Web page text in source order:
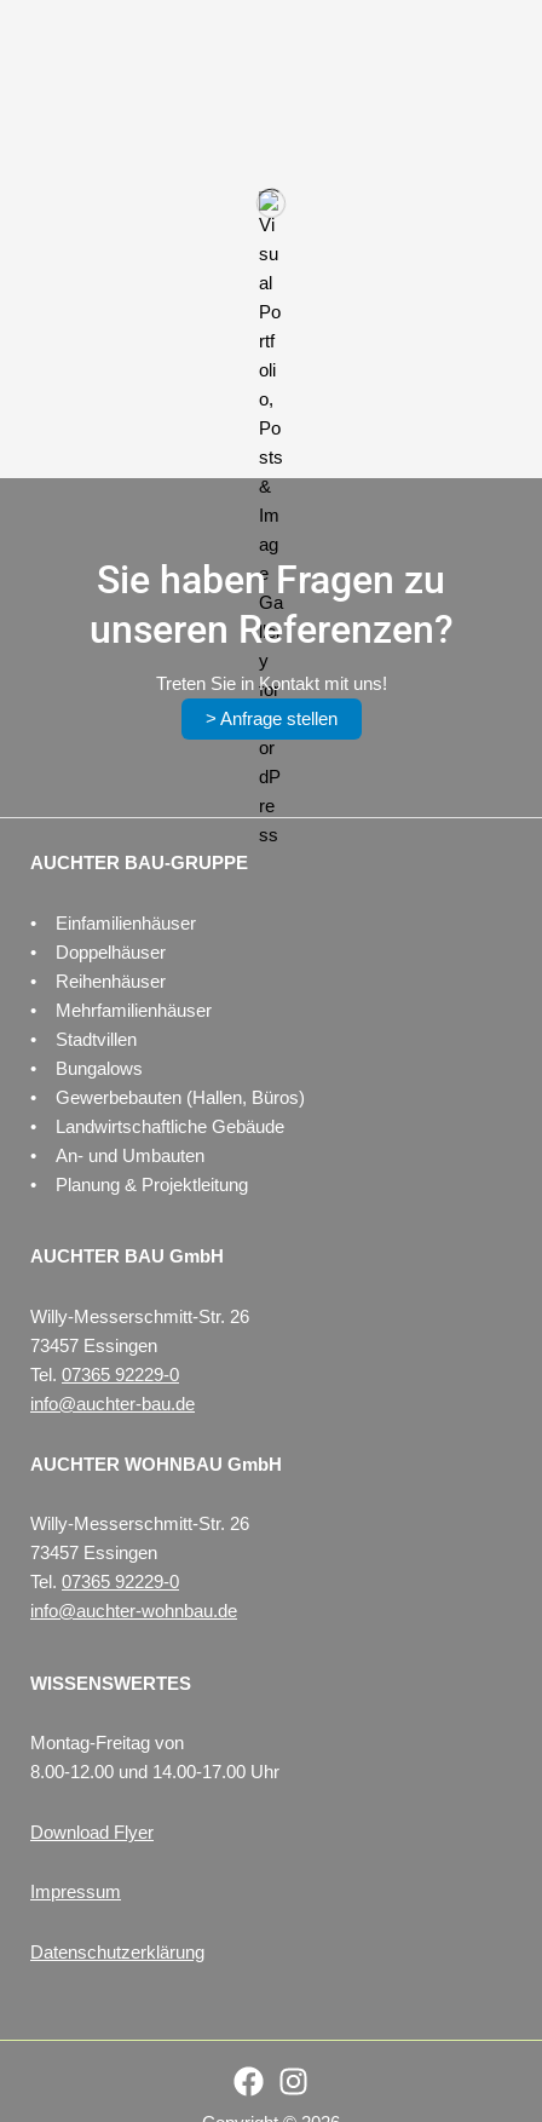
Sie haben Fragen zu
unseren Referenzen?
Treten Sie in Kontakt mit uns!
> Anfrage stellen
AUCHTER BAU-GRUPPE
• Einfamilienhäuser
• Doppelhäuser
• Reihenhäuser
• Mehrfamilienhäuser
• Stadtvillen
• Bungalows
• Gewerbebauten (Hallen, Büros)
• Landwirtschaftliche Gebäude
• An- und Umbauten
• Planung & Projektleitung
AUCHTER BAU GmbH
Willy-Messerschmitt-Str. 26
73457 Essingen
Tel. 07365 92229-0
info@auchter-bau.de
AUCHTER WOHNBAU GmbH
Willy-Messerschmitt-Str. 26
73457 Essingen
Tel. 07365 92229-0
info@auchter-wohnbau.de
WISSENSWERTES
Montag-Freitag von
8.00-12.00 und 14.00-17.00 Uhr
Download Flyer
Impressum
Datenschutzerklärung